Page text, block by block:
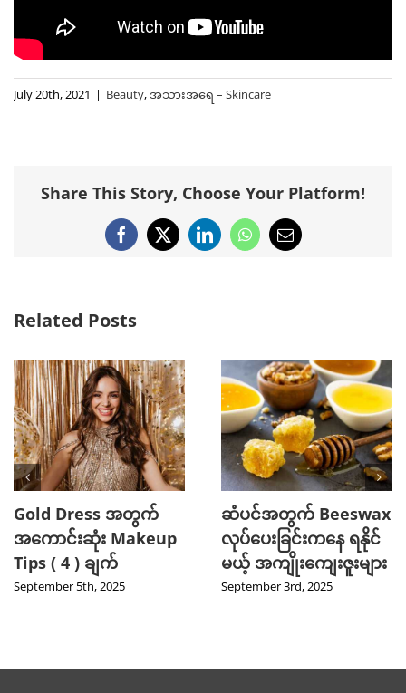
July 20th, 2021 | Beauty,အသားအရေ – Skincare
Share This Story, Choose Your Platform!
Facebook
X LinkedInWhatsApp
Email
Related Posts
Gold Dress အတွက်
အကောင်းဆုံး Makeup
Tips ( 4 ) ချက်
September 5th, 2025
ဆံပင်အတွက် Beeswax
လုပ်ပေးခြင်းကနေ ရနိုင်
မယ့် အကျိုးကျေးဇူးများ
September 3rd, 2025